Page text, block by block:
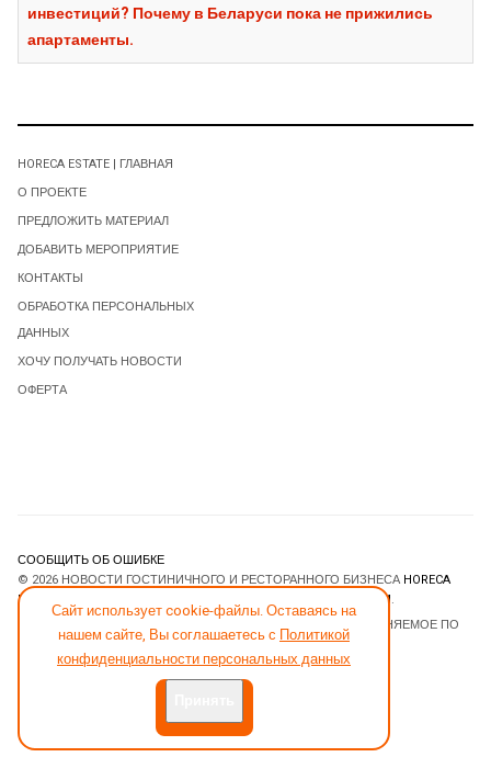
инвестиций? Почему в Беларуси пока не прижились
апартаменты.
Сайт использует cookie-файлы. Оставаясь на
нашем сайте, Вы соглашаетесь с Политикой
конфиденциальности персональных данных
HORECA ESTATE | ГЛАВНАЯ
О ПРОЕКТЕ
ПРЕДЛОЖИТЬ МАТЕРИАЛ
ДОБАВИТЬ МЕРОПРИЯТИЕ
КОНТАКТЫ
ОБРАБОТКА ПЕРСОНАЛЬНЫХ
ДАННЫХ
ХОЧУ ПОЛУЧАТЬ НОВОСТИ
ОФЕРТА
СООБЩИТЬ ОБ ОШИБКЕ
© 2026 НОВОСТИ ГОСТИНИЧНОГО И РЕСТОРАННОГО БИЗНЕСА HORECA
ESTATE
JOOMLART.COM.
- ПРОГРАММНОЕ ОБЕСПЕЧЕНИЕ, РАСПРОСТРАНЯЕМОЕ ПО
ЛИЦЕНЗИИGNU GENERAL PUBLIC LICENSE